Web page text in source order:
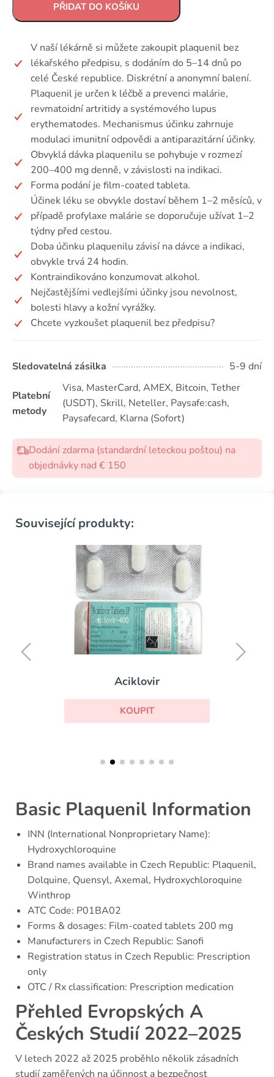
PŘIDAT DO KOŠÍKU
V naší lékárně si můžete zakoupit plaquenil bez
lékařského předpisu, s dodáním do 5–14 dnů po
celé České republice. Diskrétní a anonymní balení.
Plaquenil je určen k léčbě a prevenci malárie,
revmatoidní artritidy a systémového lupus
erythematodes. Mechanismus účinku zahrnuje
modulaci imunitní odpovědi a antiparazitární účinky.
Obvyklá dávka plaquenilu se pohybuje v rozmezí
200–400 mg denně, v závislosti na indikaci.
Forma podání je film-coated tableta.
Účinek léku se obvykle dostaví během 1–2 měsíců, v
případě profylaxe malárie se doporučuje užívat 1–2
týdny před cestou.
Doba účinku plaquenilu závisí na dávce a indikaci,
obvykle trvá 24 hodin.
Kontraindikováno konzumovat alkohol.
Nejčastějšími vedlejšími účinky jsou nevolnost,
bolesti hlavy a kožní vyrážky.
Chcete vyzkoušet plaquenil bez předpisu?
Sledovatelná zásilka 5-9 dní
Platební
metody
Visa, MasterCard, AMEX, Bitcoin, Tether
(USDТ), Skrill, Neteller, Paysafe:cash,
Paysafecard, Klarna (Sofort)
Dodání zdarma (standardní leteckou poštou) na
objednávky nad € 150
Související produkty:
Aciklovir
KOUPIT
Basic Plaquenil Information
INN (International Nonproprietary Name):
Hydroxychloroquine
Brand names available in Czech Republic: Plaquenil,
Dolquine, Quensyl, Axemal, Hydroxychloroquine
Winthrop
ATC Code: P01BA02
Forms & dosages: Film-coated tablets 200 mg
Manufacturers in Czech Republic: Sanofi
Registration status in Czech Republic: Prescription
only
OTC / Rx classification: Prescription medication
Přehled Evropských A
Českých Studií 2022–2025
V letech 2022 až 2025 proběhlo několik zásadních
studií zaměřených na účinnost a bezpečnost